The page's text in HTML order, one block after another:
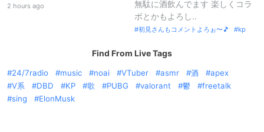
2 hours ago
無駄に酒飲んでます 楽しくコラ
ボとかもよろし..
初見さんもコメントよろぉ〜🎵 kp
Find From Live Tags
24/7radio music noai VTuber asmr 酒
apex
V系
DBD KP 歌 PUBG valorant 鬱
freetalk
sing
ElonMusk